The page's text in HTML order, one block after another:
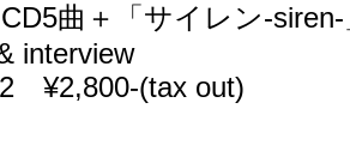
曲＋「サイレン-siren-
interview
¥2,800-(tax out)